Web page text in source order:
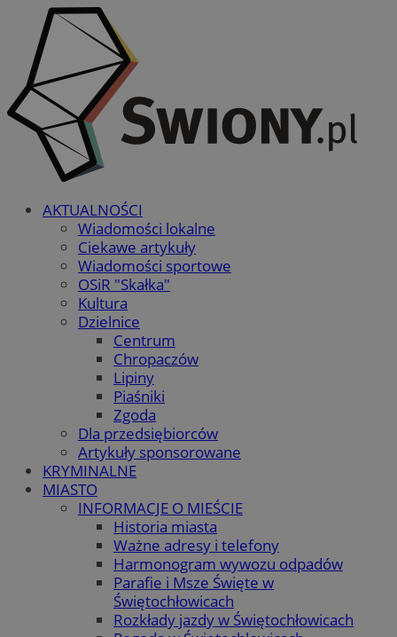
AKTUALNOŚCI
Wiadomości lokalne
Ciekawe artykuły
Wiadomości sportowe
OSiR "Skałka"
Kultura
Dzielnice
Centrum
Chropaczów
Lipiny
Piaśniki
Zgoda
Dla przedsiębiorców
Artykuły sponsorowane
KRYMINALNE
MIASTO
INFORMACJE O MIEŚCIE
Historia miasta
Ważne adresy i telefony
Harmonogram wywozu odpadów
Parafie i Msze Święte w
Świętochłowicach
Rozkłady jazdy w Świętochłowicach